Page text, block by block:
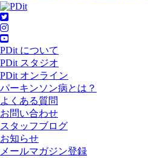
PDit について
PDit スタジオ
PDit オンライン
パーキンソン病とは？
よくある質問
お問い合わせ
スタッフブログ
お知らせ
メールマガジン登録